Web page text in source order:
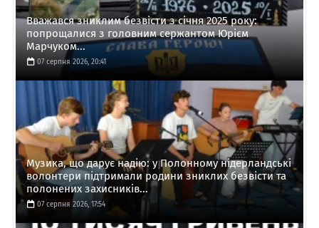
Вважався зниклим безвісти з січня 2025 року:
попрощалися з головним сержантом Юрієм
Марчуком...
07 серпня 2026, 20:41
Музика, що дарує надію: у Полонному нідерландські
волонтери підтримали родини зниклих безвісти та
полонених захисників...
07 серпня 2026, 17:54